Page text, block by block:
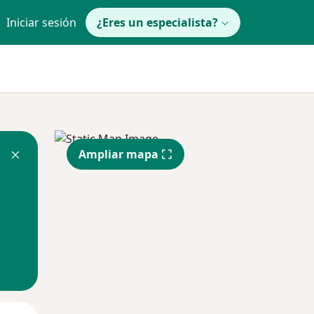
Iniciar sesión ¿Eres un especialista?
Ampliar mapa